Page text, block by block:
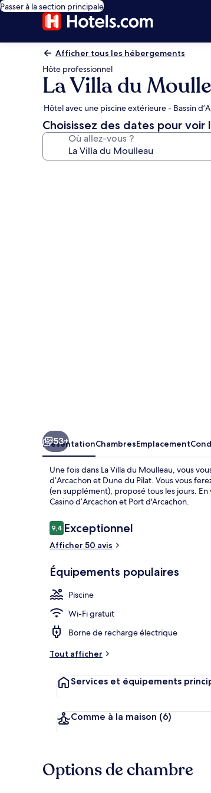
Passer à la section principale
Afficher tous les hébergements
Hôte professionnel
La Villa du
Hôtel avec une piscine extérieure - Bassin
Choisissez des dates pour voir
Où allez-vous ?
53+
PrésentationChambresEmplacement
Une fois dans La Villa du Moulleau, vous
d’Arcachon et Dune du Pilat. Vous vous
(en supplément), proposé tous les jours.
Casino d’Arcachon et Port d'Arcachon.
Avis
voyageurs
9,49,4 sur 10
Exceptionnel
Afficher 50 avis
Équipements populaires
Piscine
Wi-Fi gratuit
Borne de recharge électrique
Tout afficher
Services et équipements
Comme à la maison (6)
Options de chambre